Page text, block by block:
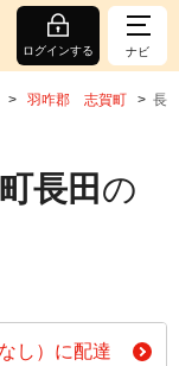
ログインする ナビ
羽咋郡 志賀町
長
長田 の
し）に配達